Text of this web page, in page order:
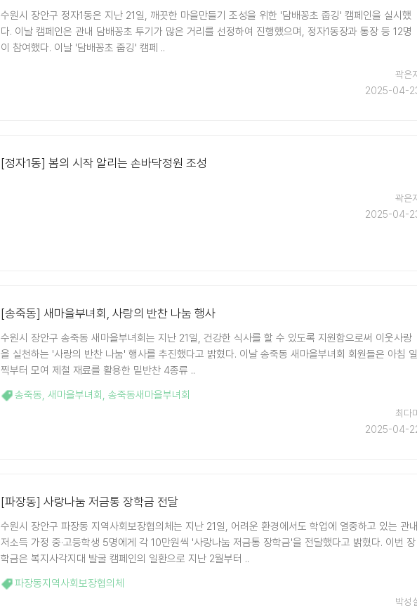
수원시 장안구 정자1동은 지난 21일, 깨끗한 마을만들기 조성을 위한 '담배꽁초 줍깅' 캠페인을 실시했
다. 이날 캠페인은 관내 담배꽁초 투기가 많은 거리를 선정하여 진행했으며, 정자1동장과 통장 등 12명
이 참여했다. 이날 '담배꽁초 줍깅' 캠페 ..
곽은
2025-04-
[정자1동] 봄의 시작 알리는 손바닥정원 조성
곽은
2025-04-
[송죽동] 새마을부녀회, 사랑의 반찬 나눔 행사
수원시 장안구 송죽동 새마을부녀회는 지난 21일, 건강한 식사를 할 수 있도록 지원함으로써 이웃사랑
을 실천하는 '사랑의 반찬 나눔' 행사를 추진했다고 밝혔다. 이날 송죽동 새마을부녀회 회원들은 아침 일
찍부터 모여 제철 재료를 활용한 밑반찬 4종류 ..
송죽동, 새마을부녀회 , 송죽동새마을부녀회
최다
2025-04-
[파장동] 사랑나눔 저금통 장학금 전달
수원시 장안구 파장동 지역사회보장협의체는 지난 21일, 어려운 환경에서도 학업에 열중하고 있는 관
저소득 가정 중·고등학생 5명에게 각 10만원씩 '사랑나눔 저금통 장학금'을 전달했다고 밝혔다. 이번 장
학금은 복지사각지대 발굴 캠페인의 일환으로 지난 2월부터 ..
파장동지역사회보장협의체
박성